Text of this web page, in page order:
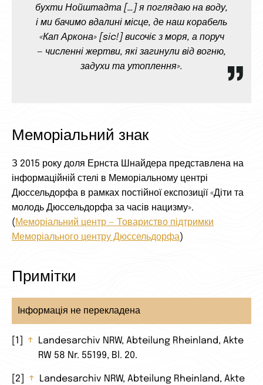
бухти Нойштадта […] я поглядаю на воду,
і ми бачимо вдалині місце, де наш корабель
«Кап Аркона» [sic!] височіє з моря, а поруч
— численні жертви, які загинули від вогню,
задухи та утоплення».
Меморіальний знак
З 2015 року доля Ернста Шнайдера представлена на
інформаційній стелі в Меморіальному центрі
Дюссельдорфа в рамках постійної експозиції «Діти та
молодь Дюссельдорфа за часів нацизму».
(Меморіальний центр — Товариство підтримки
Меморіального центру Дюссельдорфа)
Примітки
Інформація не перекладена
1 ↑
Landesarchiv NRW, Abteilung Rheinland, Akte
RW 58 Nr. 55199, Bl. 20.
2 ↑
Landesarchiv NRW, Abteilung Rheinland, Akte